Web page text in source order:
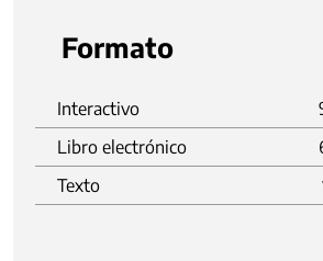
Formato
Interactivo
Libro electrónico
Texto